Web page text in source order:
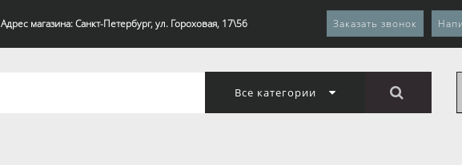
Адрес магазина: Санкт-Петербург, ул. Гороховая, 17\56 Заказать звонок
Все категории